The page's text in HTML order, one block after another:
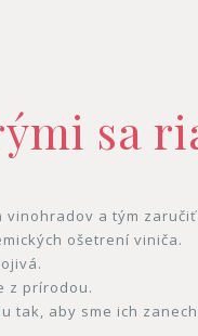
sa
vinohradov a tým
ošetrení viniča.
z prírodou.
tak, aby sme ich